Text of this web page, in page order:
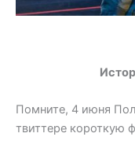
Помните, 4 июня
твиттере короткую